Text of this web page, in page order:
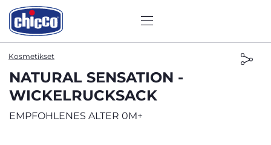
Kosmetikset
NATURAL SENSATION -
WICKELRUCKSACK
EMPFOHLENES ALTER 0M+